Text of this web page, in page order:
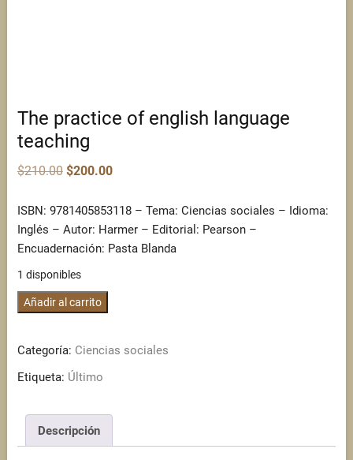
The practice of english language
teaching
$210.00 Original
price
$210.00.
$200.00Current
$200.00.
ISBN: 9781405853118 – Tema: Ciencias sociales – Idioma:
Inglés – Autor: Harmer – Editorial: Pearson –
Encuadernación: Pasta Blanda
1 disponibles
The
english
language
cantidad
Añadir al carrito
Categoría: Ciencias sociales
Etiqueta: Último
Descripción